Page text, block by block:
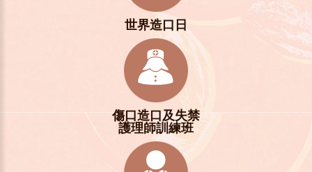
世界造口日
傷口造口及失禁
護理師訓練班